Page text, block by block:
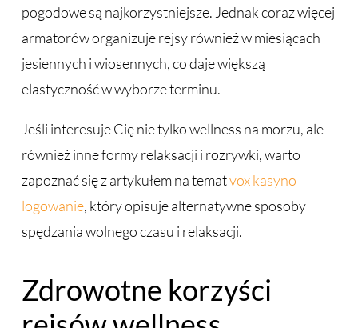
pogodowe są najkorzystniejsze. Jednak coraz więcej
armatorów organizuje rejsy również w miesiącach
jesiennych i wiosennych, co daje większą
elastyczność w wyborze terminu.
Jeśli interesuje Cię nie tylko wellness na morzu, ale
również inne formy relaksacji i rozrywki, warto
zapoznać się z artykułem na tematvox kasyno
logowanie, który opisuje alternatywne sposoby
spędzania wolnego czasu i relaksacji.
Zdrowotne korzyści